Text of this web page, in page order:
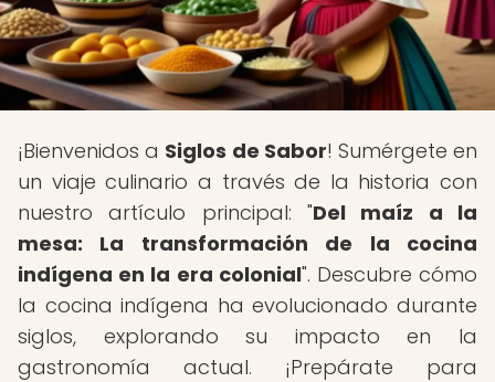
¡Bienvenidos a Siglos de Sabor! Sumérgete en
un viaje culinario a través de la historia con
nuestro artículo principal: "Del maíz a la
mesa: La transformación de la cocina
indígena en la era colonial". Descubre cómo
la cocina indígena ha evolucionado durante
siglos, explorando su impacto en la
gastronomía actual. ¡Prepárate para